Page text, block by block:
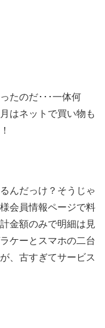
たのだ･･･一体何
はネットで買い物も
んだっけ？そうじゃ
会員情報ページで料
金額のみで明細は見
ケーとスマホの二台
、古すぎてサービス